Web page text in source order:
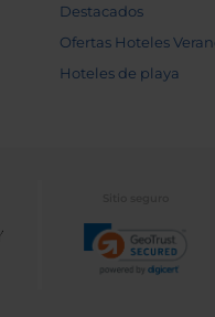
Destacados
Ofertas Hoteles
Hoteles de playa